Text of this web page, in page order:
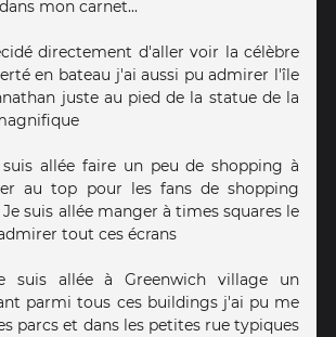
mon carnet...
directement d'aller voir la célèbre
en bateau j'ai aussi pu admirer l'île
juste au pied de la statue de la
allée faire un peu de shopping à
au top pour les fans de shopping
suis allée manger à times squares le
tout ces écrans
suis allée à Greenwich village un
parmi tous ces buildings j'ai pu me
parcs et dans les petites rue typiques